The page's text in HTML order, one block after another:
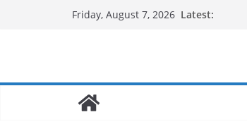
Friday, August 7, 2026 Latest: